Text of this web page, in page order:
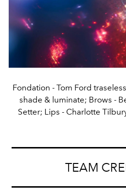
Fondation - Tom Ford
shade & luminate; Brows -
Setter; Lips - Charlotte
TEAM